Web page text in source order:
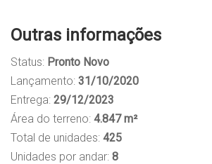
Outras informações
Status: Pronto Novo
Lançamento: 31/10/2020
Entrega: 29/12/2023
Área do terreno: 4.847 m²
Total de unidades: 425
Unidades por andar: 8